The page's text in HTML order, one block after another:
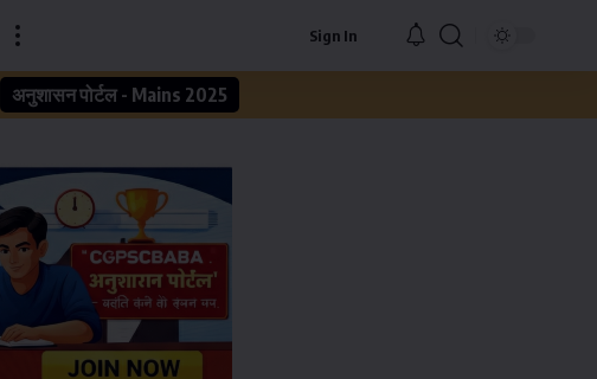
Sign In
अनुशासन पोर्टल - Mains 2025